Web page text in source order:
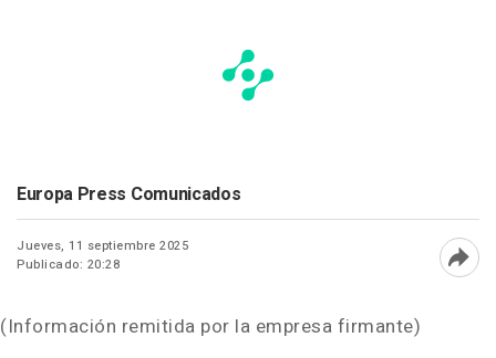
Europa Press Comunicados
Jueves, 11 septiembre 2025
Publicado: 20:28
(Información remitida por la empresa firmante)